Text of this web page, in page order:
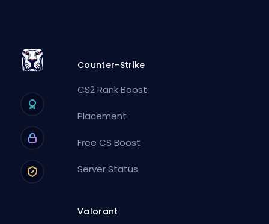
Counter-Strike
CS2 Rank Boost
Placement
Free CS Boost
Server Status
Valorant